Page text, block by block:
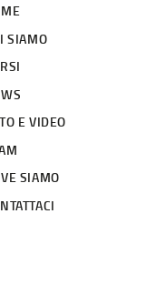
SIAMO
E VIDEO
SIAMO